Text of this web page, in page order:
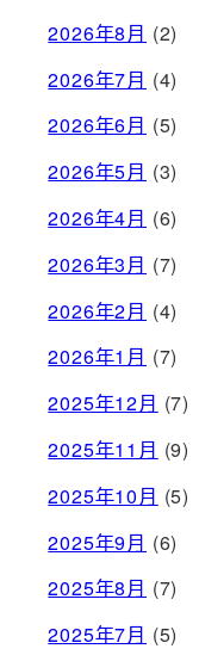
2026年8月 (2)
2026年7月 (4)
2026年6月 (5)
2026年5月 (3)
2026年4月 (6)
2026年3月 (7)
2026年2月 (4)
2026年1月 (7)
2025年12月 (7)
2025年11月 (9)
2025年10月 (5)
2025年9月 (6)
2025年8月 (7)
2025年7月 (5)